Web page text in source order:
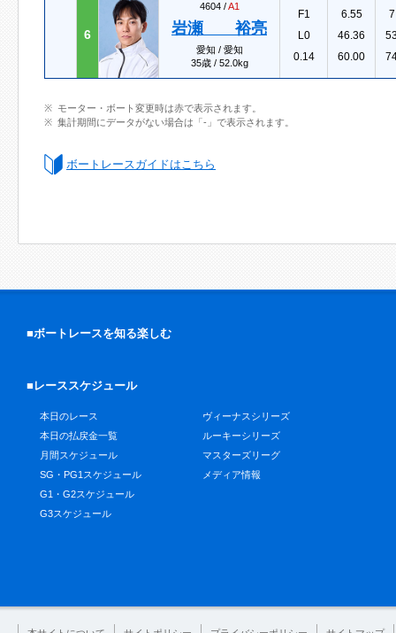
6
4604 /A1
岩瀬 裕亮
愛知 / 愛知
35歳 / 52.0kg
F1
L0
0.14
6.55
46.36
60.00
モーター・ボート変更時は赤で表示されます。
集計期間にデータがない場合は「-」で表示されます。
ボートレースガイドはこちら
■ボートレースを知る楽しむ
■レーススケジュール
本日のレース
本日の払戻金一覧
月間スケジュール
SG・PG1スケジュール
G1・G2スケジュール
G3スケジュール
ヴィーナスシリーズ
ルーキーシリーズ
マスターズリーグ
メディア情報